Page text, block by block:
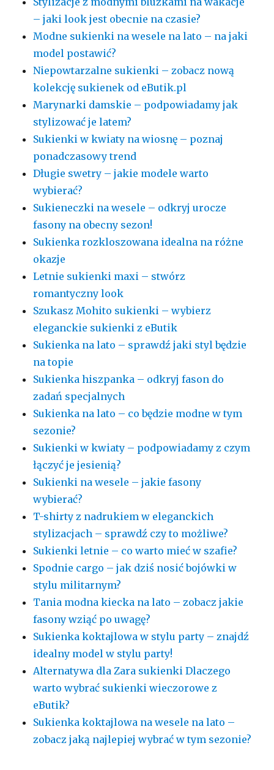
– jaki look jest obecnie na czasie?
Modne sukienki na wesele na lato – na jaki
model postawić?
Niepowtarzalne sukienki – zobacz nową
kolekcję sukienek od eButik.pl
Marynarki damskie – podpowiadamy jak
stylizować je latem?
Sukienki w kwiaty na wiosnę – poznaj
ponadczasowy trend
Długie swetry – jakie modele warto
wybierać?
Sukieneczki na wesele – odkryj urocze
fasony na obecny sezon!
Sukienka rozkloszowana idealna na różne
okazje
Letnie sukienki maxi – stwórz
romantyczny look
Szukasz Mohito sukienki – wybierz
eleganckie sukienki z eButik
Sukienka na lato – sprawdź jaki styl będzie
na topie
Sukienka hiszpanka – odkryj fason do
zadań specjalnych
Sukienka na lato – co będzie modne w tym
sezonie?
Sukienki w kwiaty – podpowiadamy z czym
łączyć je jesienią?
Sukienki na wesele – jakie fasony
wybierać?
T-shirty z nadrukiem w eleganckich
stylizacjach – sprawdź czy to możliwe?
Sukienki letnie – co warto mieć w szafie?
Spodnie cargo – jak dziś nosić bojówki w
stylu militarnym?
Tania modna kiecka na lato – zobacz jakie
fasony wziąć po uwagę?
Sukienka koktajlowa w stylu party – znajdź
idealny model w stylu party!
Alternatywa dla Zara sukienki Dlaczego
warto wybrać sukienki wieczorowe z
eButik?
Sukienka koktajlowa na wesele na lato –
zobacz jaką najlepiej wybrać w tym sezonie?